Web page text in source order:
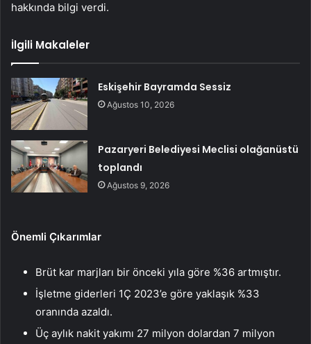
hakkında bilgi verdi.
İlgili Makaleler
Eskişehir Bayramda Sessiz
Ağustos 10, 2026
Pazaryeri Belediyesi Meclisi olağanüstü
toplandı
Ağustos 9, 2026
Önemli Çıkarımlar
Brüt kar marjları bir önceki yıla göre %36 artmıştır.
İşletme giderleri 1Ç 2023’e göre yaklaşık %33
oranında azaldı.
Üç aylık nakit yakımı 27 milyon dolardan 7 milyon